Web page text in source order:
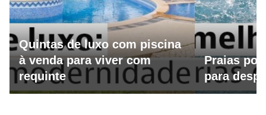
Quintas de luxo com piscina
à venda para viver com
requinte
Praias
para